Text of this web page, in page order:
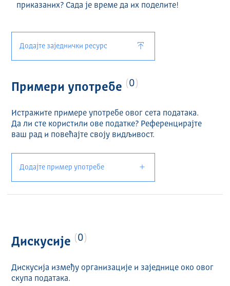
приказаних? Сада је време да их поделите!
Додајте заједнички ресурс
Примери употребе 0
Истражите примере употребе овог сета података.
Да ли сте користили ове податке? Референцирајте
ваш рад и повећајте своју видљивост.
Додајте пример употребе
Дискусије 0
Дискусија између организације и заједнице око овог
скупа података.